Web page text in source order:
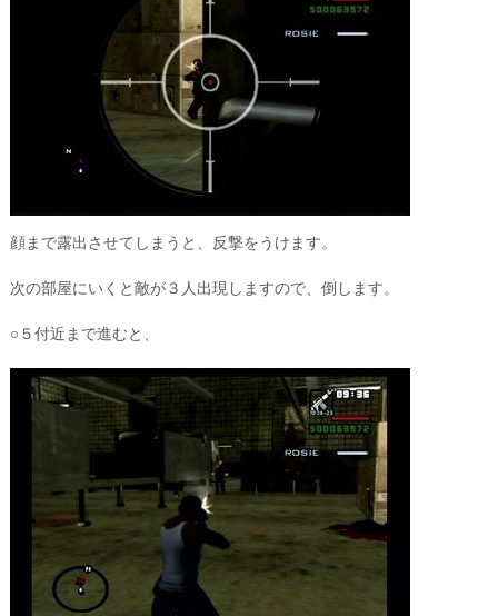
顔まで露出させてしまうと、反撃をうけます。
次の部屋にいくと敵が３人出現しますので、倒します。
○５付近まで進むと、